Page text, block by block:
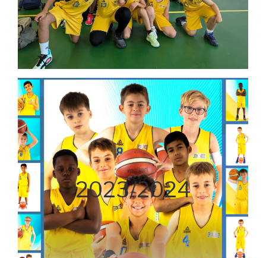
2023/2024